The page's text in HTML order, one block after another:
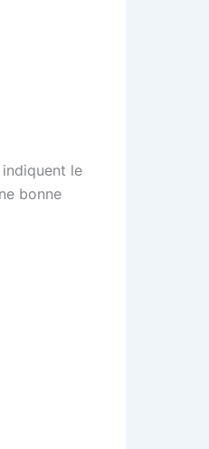
le
bonne